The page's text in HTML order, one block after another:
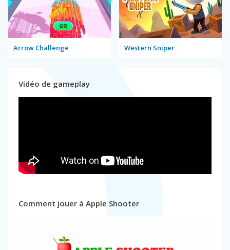
Arrow Challenge Western Sniper
Vidéo de gameplay
Comment jouer à Apple Shooter